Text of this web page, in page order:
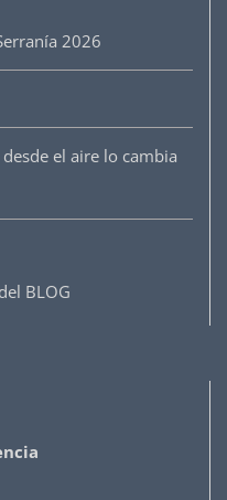
2026
el aire lo cambia
BLOG